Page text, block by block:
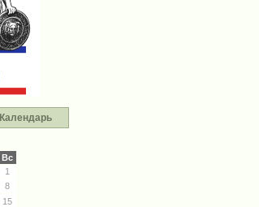
Календарь
Вс
1
8
15